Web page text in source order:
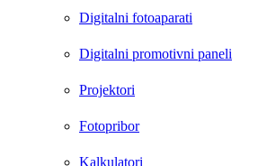
Digitalni fotoaparati
Digitalni promotivni paneli
Projektori
Fotopribor
Kalkulatori